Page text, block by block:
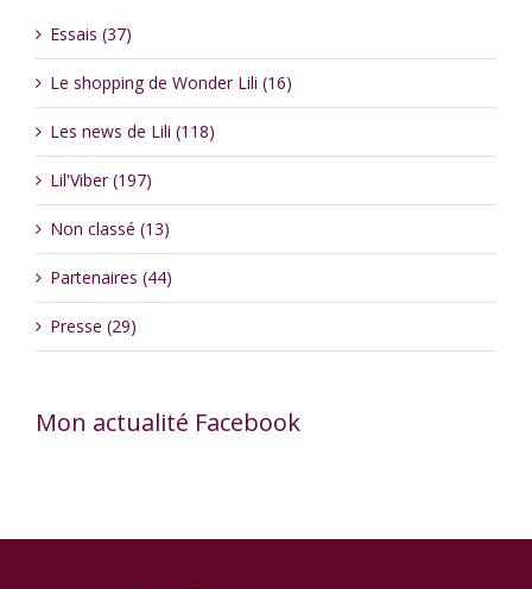
Essais (37)
Le shopping de Wonder Lili (16)
Les news de Lili (118)
Lil'Viber (197)
Non classé (13)
Partenaires (44)
Presse (29)
Mon actualité Facebook